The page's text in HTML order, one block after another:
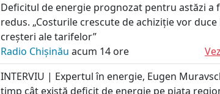
Deficitul de energie prognozat pentru astăzi a
redus. „Costurile crescute de achiziție vor duce
creșteri ale tarifelor”
Radio Chișinău acum 14 ore
INTERVIU | Expertul în energie, Eugen
timp cât există deficit de energie pe piața